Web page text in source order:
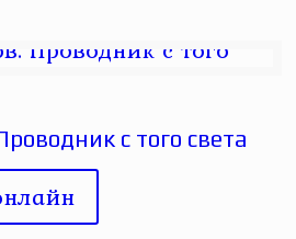
с того света